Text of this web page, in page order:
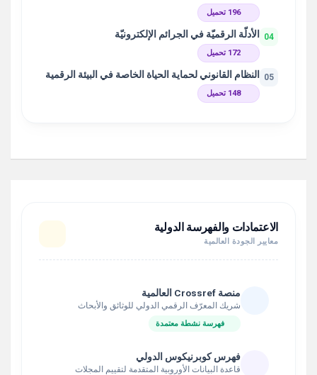
196 تحميل
04 الأدلّة الرقميّة في الجرائم الإلكترونيّة
172 تحميل
05 النظام القانوني لحماية الحياة الخاصة في البيئة الرقمية
148 تحميل
الاعتمادات والفهرسة الدولية
معايير الجودة العالمية
منصة Crossref العالمية
شريك المعرّف الرقمي الدولي للوثائق والأبحاث
فهرسة نشطة معتمدة
فهرس كوبرنيكوس الدولي
قاعدة البيانات الأوروبية المتقدمة لتقييم المجلات